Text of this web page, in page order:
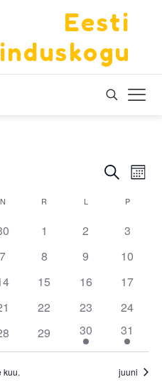
Eesti
Otsing
Kuu
N NELJAPÄEV
R L P
0
1
0
2
0
3
0
7
0
8
0
9
0
10
0
15
0
16
0
17
0
sündmused
22
0
sündmused
23
0
24
0
sündmused
29
2
sündmused
30
1
31
kuu. juuni